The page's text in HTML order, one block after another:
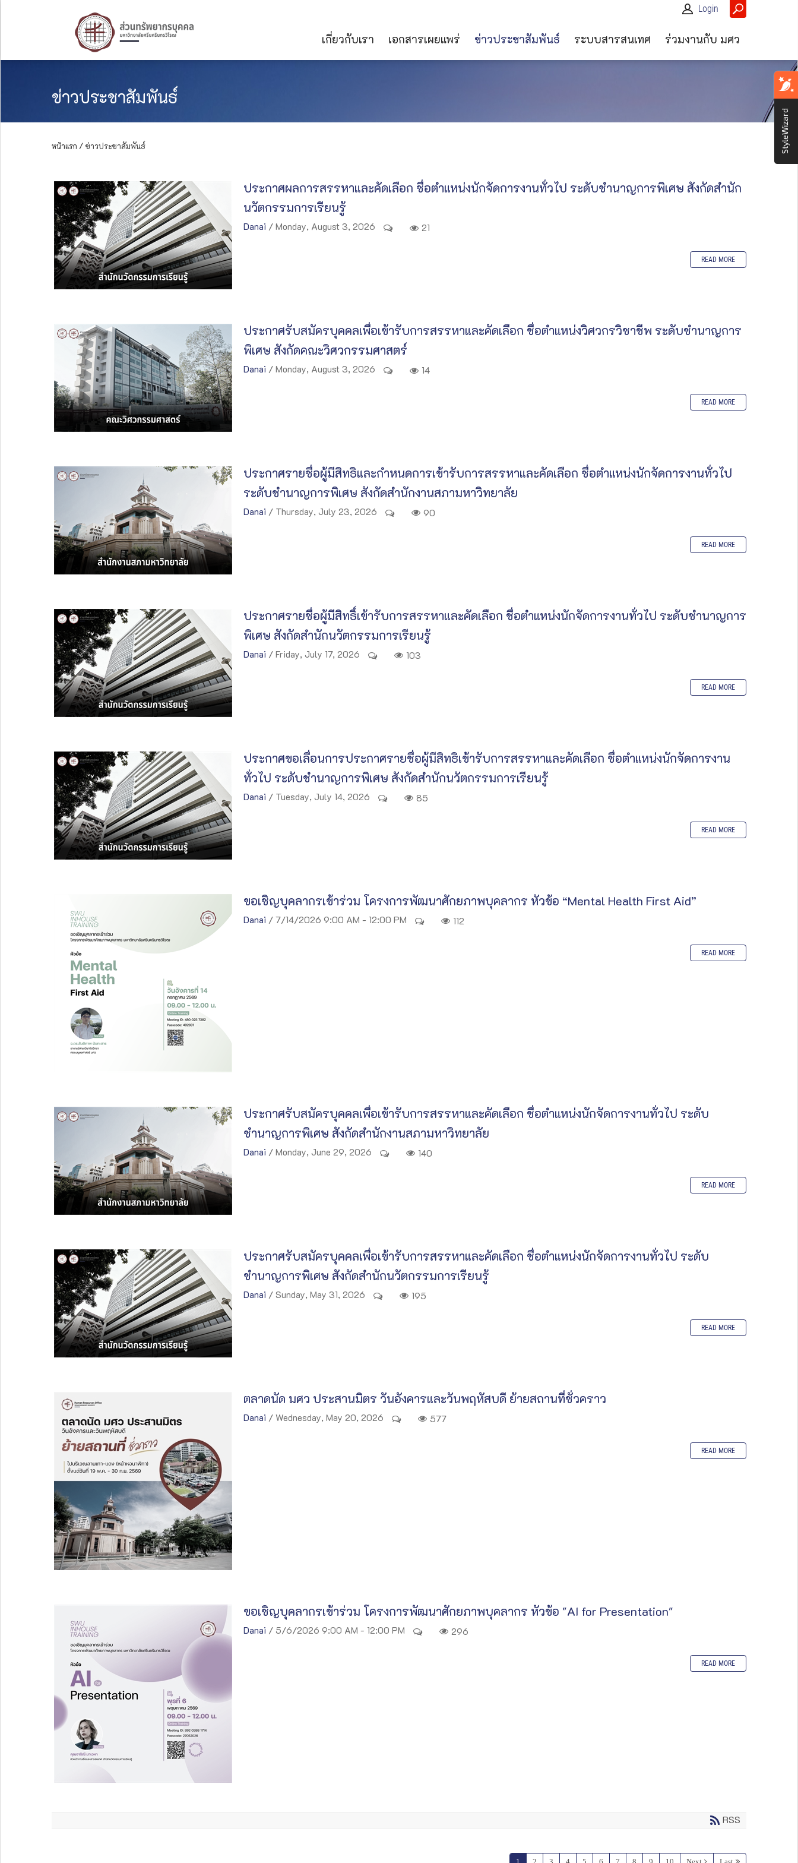
Login
เกี่ยวกับเรา เอกสารเผยแพร่ ข่าวประชาสัมพันธ์ ระบบสารสนเทศ ร่วมงานกับ มศว
ข่าวประชาสัมพันธ์
หน้าแรก / ข่าวประชาสัมพันธ์
ประกาศผลการสรรหาและคัดเลือก ชื่อตำแหน่งนักจัดการงานทั่วไป ระดับชำนาญการพิเศษ สังกัดสำนัก
นวัตกรรมการเรียนรู้
Danai / Monday, August 3, 2026 21
READ MORE
ประกาศรับสมัครบุคคลเพื่อเข้ารับการสรรหาและคัดเลือก ชื่อตำแหน่งวิศวกรวิชาชีพ ระดับชำนาญการ
พิเศษ สังกัดคณะวิศวกรรมศาสตร์
Danai / Monday, August 3, 2026 14
READ MORE
ประกาศรายชื่อผู้มีสิทธิและกําหนดการเข้ารับการสรรหาและคัดเลือก ชื่อตำแหน่งนักจัดการงานทั่วไป
ระดับชำนาญการพิเศษ สังกัดสำนักงานสภามหาวิทยาลัย
Danai / Thursday, July 23, 2026 90
READ MORE
ประกาศรายชื่อผู้มีสิทธิ์เข้ารับการสรรหาและคัดเลือก ชื่อตำแหน่งนักจัดการงานทั่วไป ระดับชำนาญการ
พิเศษ สังกัดสำนักนวัตกรรมการเรียนรู้
Danai / Friday, July 17, 2026 103
READ MORE
ประกาศขอเลื่อนการประกาศรายชื่อผู้มีสิทธิเข้ารับการสรรหาและคัดเลือก ชื่อตำแหน่งนักจัดการงาน
ทั่วไป ระดับชำนาญการพิเศษ สังกัดสำนักนวัตกรรมการเรียนรู้
Danai / Tuesday, July 14, 2026 85
READ MORE
ขอเชิญบุคลากรเข้าร่วม โครงการพัฒนาศักยภาพบุคลากร หัวข้อ “Mental Health First Aid”
Danai / 7/14/2026 9:00 AM - 12:00 PM 112
READ MORE
ประกาศรับสมัครบุคคลเพื่อเข้ารับการสรรหาและคัดเลือก ชื่อตำแหน่งนักจัดการงานทั่วไป ระดับ
ชำนาญการพิเศษ สังกัดสำนักงานสภามหาวิทยาลัย
Danai / Monday, June 29, 2026 140
READ MORE
ประกาศรับสมัครบุคคลเพื่อเข้ารับการสรรหาและคัดเลือก ชื่อตำแหน่งนักจัดการงานทั่วไป ระดับ
ชำนาญการพิเศษ สังกัดสำนักนวัตกรรมการเรียนรู้
Danai / Sunday, May 31, 2026 195
READ MORE
ตลาดนัด มศว ประสานมิตร วันอังคารและวันพฤหัสบดี ย้ายสถานที่ชั่วคราว
Danai / Wednesday, May 20, 2026 577
READ MORE
ขอเชิญบุคลากรเข้าร่วม โครงการพัฒนาศักยภาพบุคลากร หัวข้อ "AI for Presentation"
Danai / 5/6/2026 9:00 AM - 12:00 PM 296
READ MORE
RSS
StyleWizard